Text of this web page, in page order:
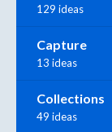
129 ideas
Capture
13 ideas
Collections
49 ideas